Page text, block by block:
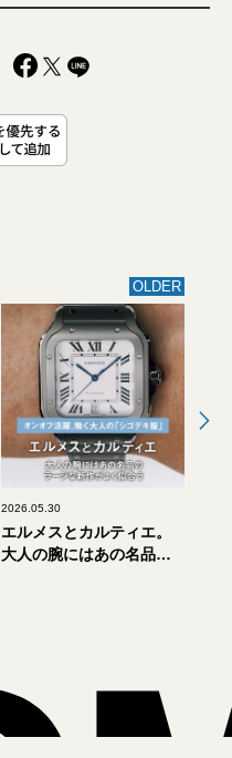
OLDER
2026.05.30
エルメスとカルティエ。
大人の腕にはあの名品の